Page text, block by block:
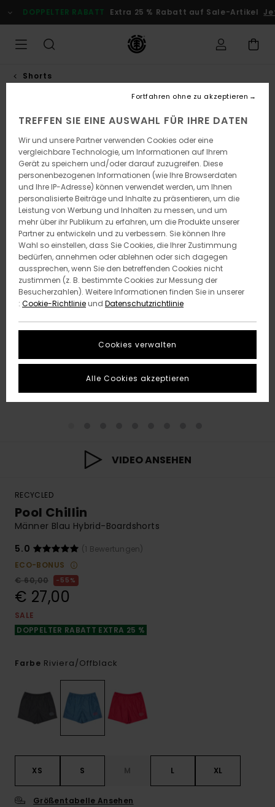
zur
Produktinformation
DOPPELTER RABATT Extra 25 % Rabatt auf Sale-Artikel
Shorts
VIDEO ANSEHEN
RECYCLED
Pool Chillin
Männer Blau Hybrid-Boardshorts
5.0
(1 Bewertungen)
ECO-BONUS
€ 60,00
55%
€ 27,00
SALE
DOPPELTER RABATT EXTRA 25 %
Farbe Riviera/offblack
XS S M L XL
Größentabelle Ansehen
TREFFEN SIE EINE AUSWAHL FÜR IHRE DATEN
Wir und unsere Partner verwenden Cookies oder eine
vergleichbare Technologie, um Informationen auf Ihrem
Gerät zu speichern und/oder darauf zuzugreifen. Diese
personenbezogenen Informationen (wie Ihre Browserdaten
und Ihre IP-Adresse) können verwendet werden, um Ihnen
personalisierte Beiträge und Inhalte zu präsentieren, um die
Leistung von Werbung und Inhalten zu messen, und um
mehr über ihr Publikum zu erfahren, um die Produkte unserer
Partner zu entwickeln und zu verbessern. Sie können Ihre
Wahl so einstellen, dass Sie Cookies, die Ihrer Zustimmung
bedürfen, annehmen oder ablehnen oder sich dagegen
aussprechen, wenn Sie den betreffenden Cookies nicht
zustimmen (z. B. bestimmte Cookies zur Messung der
Besucherzahlen). Weitere Informationen finden Sie in unserer
: Cookie-Richtlinieund Datenschutzrichtlinie
Cookies verwalten
Fortfahren ohne zu akzeptieren
Alle Cookies akzeptieren